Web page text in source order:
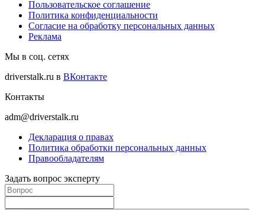
Пользовательское соглашение
Политика конфиденциальности
Согласие на обработку персональных данных
Реклама
Мы в соц. сетях
driverstalk.ru в ВКонтакте
Контакты
adm@driverstalk.ru
Декларация о правах
Политика обработки персональных данных
Правообладателям
Задать вопрос эксперту